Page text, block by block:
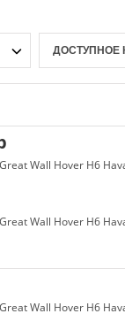
ДОСТУПНОЕ
Wall Hover H6
Wall Hover H6